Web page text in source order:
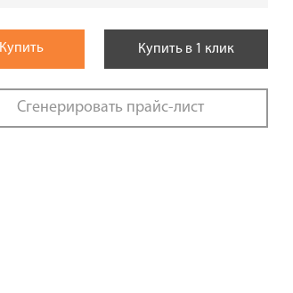
Купить Купить в 1 клик
Сгенерировать прайс-лист